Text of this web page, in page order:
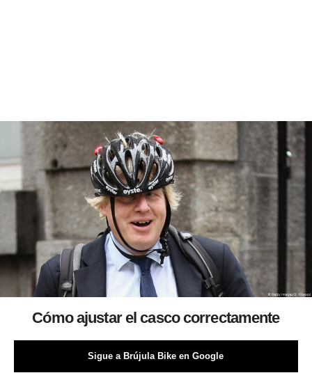
Cómo ajustar el casco correctamente
Sigue a Brújula Bike en Google